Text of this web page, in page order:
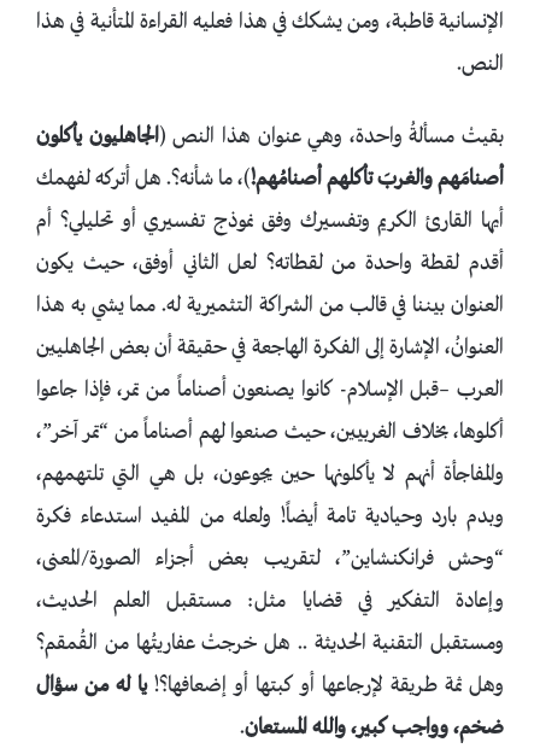
الإنسانية قاطبة، ومن يشكك في هذا فعليه القراءة المتأنية في هذا
النص.
بقيتْ مسألةُ واحدة، وهي عنوان هذا النص (الجاهليون يأكلون
أصنامَهم والغربَ تأكلهم أصنامُهم!)، ما شأنه؟. هل أتركه لفهمك
أيها القارئ الكريم وتفسيرك وفق نموذج تفسيري أو تحليلي؟ أم
أقدم لقطة واحدة من لقطاته؟ لعل الثاني أوفق، حيث يكون
العنوان بيننا في قالب من الشراكة التثميرية له. مما يشي به هذا
العنوانُ، الإشارة إلى الفكرة الهاجعة في حقيقة أن بعض الجاهليين
العرب –قبل الإسلام- كانوا يصنعون أصناماً من تمر، فإذا جاعوا
أكلوها، بخلاف الغربيين، حيث صنعوا لهم أصناماً من “تمر آخر”،
والمفاجأة أنهم لا يأكلونها حين يجوعون، بل هي التي تلتهمهم،
وبدم بارد وحيادية تامة أيضاً! ولعله من المفيد استدعاء فكرة
“وحش فرانكنشاين”، لتقريب بعض أجزاء الصورة/المعنى،
وإعادة التفكير في قضايا مثل: مستقبل العلم الحديث،
ومستقبل التقنية الحديثة .. هل خرجتْ عفاريتُها من القُمقم؟
وهل ثمة طريقة لإرجاعها أو كبتها أو إضعافها؟!يا له من سؤال
ضخم، وواجب كبير، والله المستعان.